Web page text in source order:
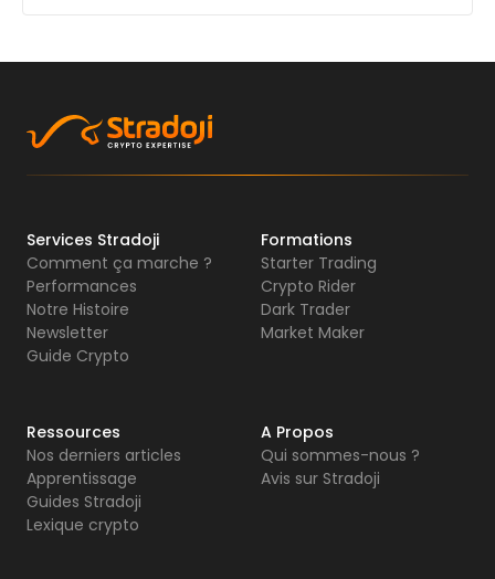
Services Stradoji
Comment ça marche ?
Performances
Notre Histoire
Newsletter
Guide Crypto
Formations
Starter Trading
Crypto Rider
Dark Trader
Market Maker
Ressources
Nos derniers articles
Apprentissage
Guides Stradoji
Lexique crypto
A Propos
Qui sommes-nous ?
Avis sur Stradoji